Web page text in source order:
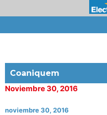
Coaniquem
Noviembre 30, 2016
noviembre 30, 2016